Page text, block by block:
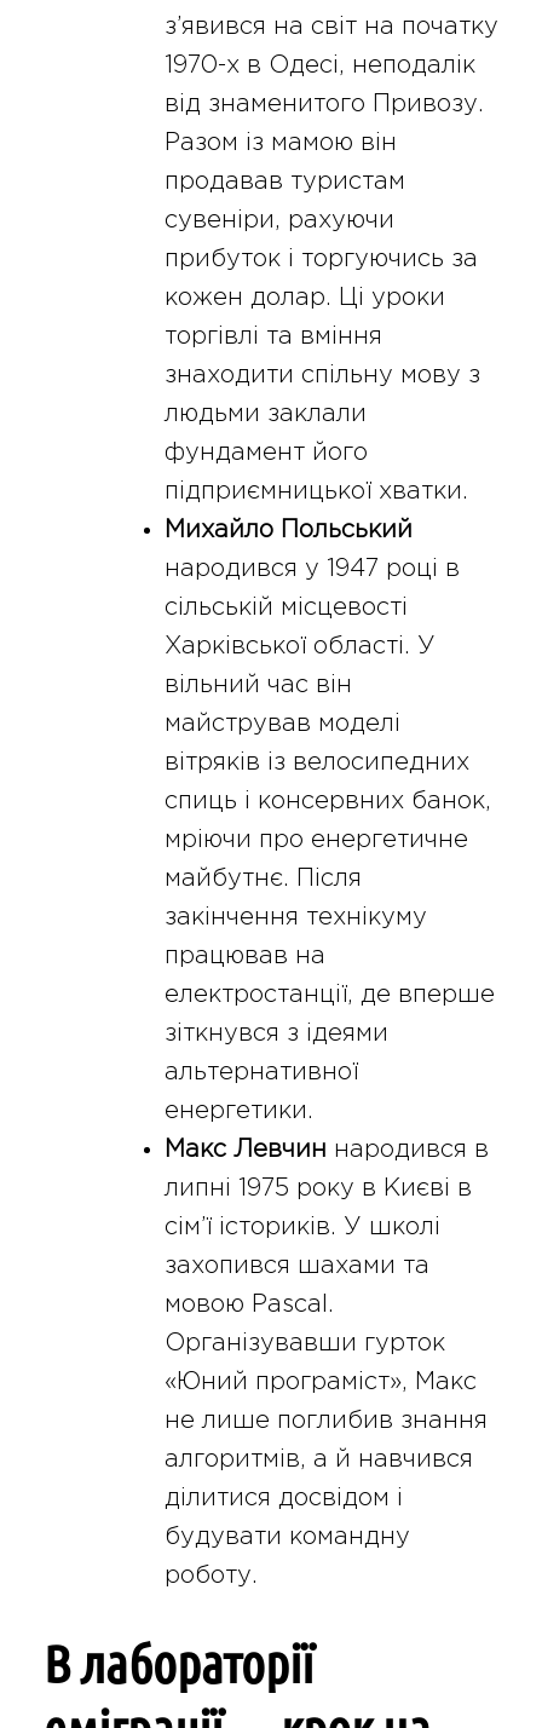
з’явився на світ на початку
1970-х в Одесі, неподалік
від знаменитого Привозу.
Разом із мамою він
продавав туристам
сувеніри, рахуючи
прибуток і торгуючись за
кожен долар. Ці уроки
торгівлі та вміння
знаходити спільну мову з
людьми заклали
фундамент його
підприємницької хватки.
Михайло Польський
народився у 1947 році в
сільській місцевості
Харківської області. У
вільний час він
майстрував моделі
вітряків із велосипедних
спиць і консервних банок,
мріючи про енергетичне
майбутнє. Після
закінчення технікуму
працював на
електростанції, де вперше
зіткнувся з ідеями
альтернативної
енергетики.
Макс Левчин народився в
липні 1975 року в Києві в
сім’ї істориків. У школі
захопився шахами та
мовою Pascal.
Організувавши гурток
«Юний програміст», Макс
не лише поглибив знання
алгоритмів, а й навчився
ділитися досвідом і
будувати командну
роботу.
В лабораторії